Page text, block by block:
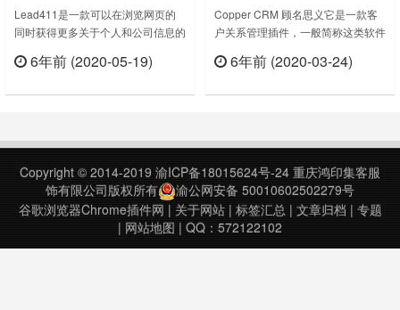
Lead411是一款可以在浏览网页的
同时获得更多关于个人和公司信息的
了让您在浏览社交档案、公司网站和
Free Chrome Extension to get
6年前 (2020-05-19)
系管理插件
Copper CRM 顾名思义它是一款客
户关系管理插件，一般简称这类软件
relationships and get email
6年前 (2020-03-24)
Copyright © 2014-2019 渝ICP备18015624号-24 重庆鸿印集客服
饰有限公司版权所有
渝公网安备 50010602502279号
谷歌浏览器Chrome插件网 | 关于网站| 标签汇总| 文章归档 | 专题
| 网站地图 | QQ：572122102